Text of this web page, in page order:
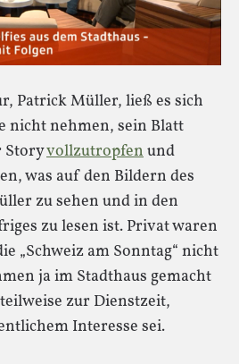
Patrick Müller, ließ es sich
nicht nehmen, sein Blatt
Storyvollzutropfenund
was auf den Bildern des
zu sehen und in den
zu lesen ist. Privat waren
„Schweiz am Sonntag“ nicht
ja im Stadthaus gemacht
zur Dienstzeit,
Interesse sei.